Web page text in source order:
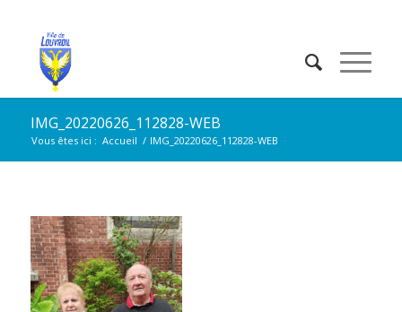
IMG_20220626_112828-WEB
Vous êtes ici : Accueil / IMG_20220626_112828-WEB